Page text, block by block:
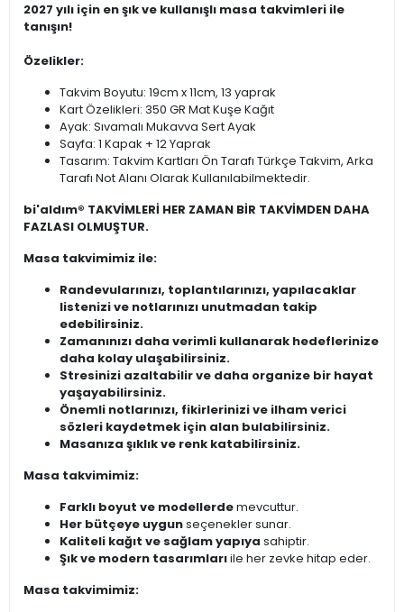
2027 yılı için en şık ve kullanışlı masa takvimleri ile
tanışın!
Özelikler:
Takvim Boyutu: 19cm x 11cm, 13 yaprak
Kart Özelikleri: 350 GR Mat Kuşe Kağıt
Ayak: Sıvamalı Mukavva Sert Ayak
Sayfa: 1 Kapak + 12 Yaprak
Tasarım: Takvim Kartları Ön Tarafı Türkçe Takvim, Arka
Tarafı Not Alanı Olarak Kullanılabilmektedir.
bi'aldım® TAKVİMLERİ HER ZAMAN BİR TAKVİMDEN DAHA
FAZLASI OLMUŞTUR.
Masa takvimimiz ile:
Randevularınızı, toplantılarınızı, yapılacaklar
listenizi ve notlarınızı unutmadan takip
edebilirsiniz.
Zamanınızı daha verimli kullanarak hedeflerinize
daha kolay ulaşabilirsiniz.
Stresinizi azaltabilir ve daha organize bir hayat
yaşayabilirsiniz.
Önemli notlarınızı, fikirlerinizi ve ilham verici
sözleri kaydetmek için alan bulabilirsiniz.
Masanıza şıklık ve renk katabilirsiniz.
Masa takvimimiz:
Farklı boyut ve modellerdemevcuttur.
Her bütçeye uygunseçenekler sunar.
Kaliteli kağıt ve sağlam yapıya sahiptir.
Şık ve modern tasarımlarıile her zevke hitap eder.
Masa takvimimiz: